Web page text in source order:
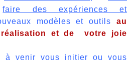
faire des expériences et
modèles et outils
au
et de votre joie
à venir vous initier ou vous